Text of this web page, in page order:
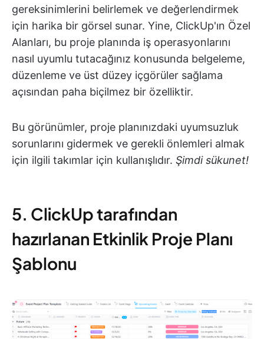
gereksinimlerini belirlemek ve değerlendirmek
için harika bir görsel sunar. Yine, ClickUp'ın Özel
Alanları, bu proje planında iş operasyonlarını
nasıl uyumlu tutacağınız konusunda belgeleme,
düzenleme ve üst düzey içgörüler sağlama
açısından paha biçilmez bir özelliktir.
Bu görünümler, proje planınızdaki uyumsuzluk
sorunlarını gidermek ve gerekli önlemleri almak
için ilgili takımlar için kullanışlıdır. Şimdi sükunet!
5. ClickUp tarafından
hazırlanan Etkinlik Proje Planı
Şablonu